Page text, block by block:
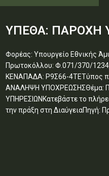
ΥΠΕΘΑ: ΠΑΡΟΧΗ
Φορέας: Υπουργείο Εθνικής
Πρωτοκόλλου: Φ.071/370/
ΚΕΝΑΠΑΔΑ: Ρ9Σ66-4ΤΕΤύπος
ΑΝΑΛΗΨΗ ΥΠΟΧΡΕΩΣΗΣΘέμα:
ΥΠΗΡΕΣΙΩΝΚατεβάστε το
την πράξη στη ΔιαύγειαΠηγή: